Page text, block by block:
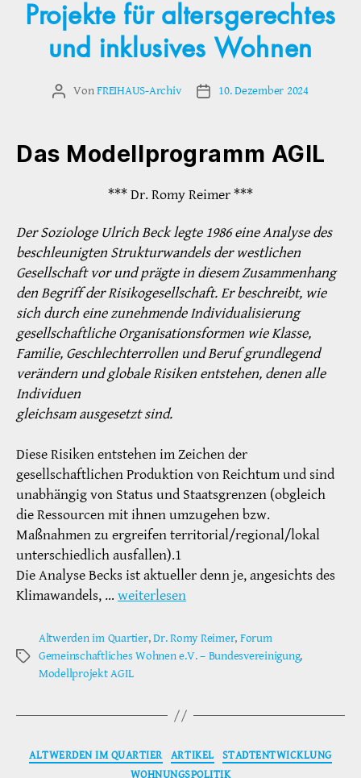
Projekte für altersgerechtes
und inklusives Wohnen
Beitragsautor
VonFREIHAUS-Archiv Veröffentlichungsdatum
10. Dezember 2024
Das Modellprogramm AGIL
*** Dr. Romy Reimer ***
Der Soziologe Ulrich Beck legte 1986 eine Analyse des
beschleunigten Strukturwandels der westlichen
Gesellschaft vor und prägte in diesem Zusammenhang
den Begriff der Risikogesellschaft. Er beschreibt, wie
sich durch eine zunehmende Individualisierung
gesellschaftliche Organisationsformen wie Klasse,
Familie, Geschlechterrollen und Beruf grundlegend
verändern und globale Risiken entstehen, denen alle
Individuen
gleichsam ausgesetzt sind.
Diese Risiken entstehen im Zeichen der
gesellschaftlichen Produktion von Reichtum und sind
unabhängig von Status und Staatsgrenzen (obgleich
die Ressourcen mit ihnen umzugehen bzw.
Maßnahmen zu ergreifen territorial/regional/lokal
unterschiedlich ausfallen).1
Die Analyse Becks ist aktueller denn je, angesichts des
Klimawandels, … weiterlesen
Schlagwörter
Altwerden im Quartier,Dr. Romy Reimer, Forum
Gemeinschaftliches Wohnen e.V. – Bundesvereinigung,
Modellprojekt AGIL
Kategorien
ALTWERDEN IM QUARTIER ARTIKEL
STADTENTWICKLUNG
WOHNUNGSPOLITIK